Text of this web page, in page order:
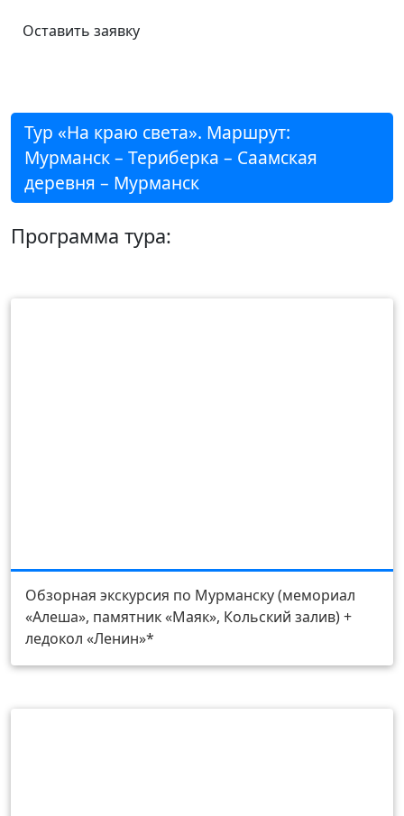
Оставить заявку
Тур «На краю света». Маршрут:
Мурманск – Териберка – Саамская
деревня – Мурманск
Программа тура:
Обзорная экскурсия по Мурманску (мемориал
«Алеша», памятник «Маяк», Кольский залив) +
ледокол «Ленин»*